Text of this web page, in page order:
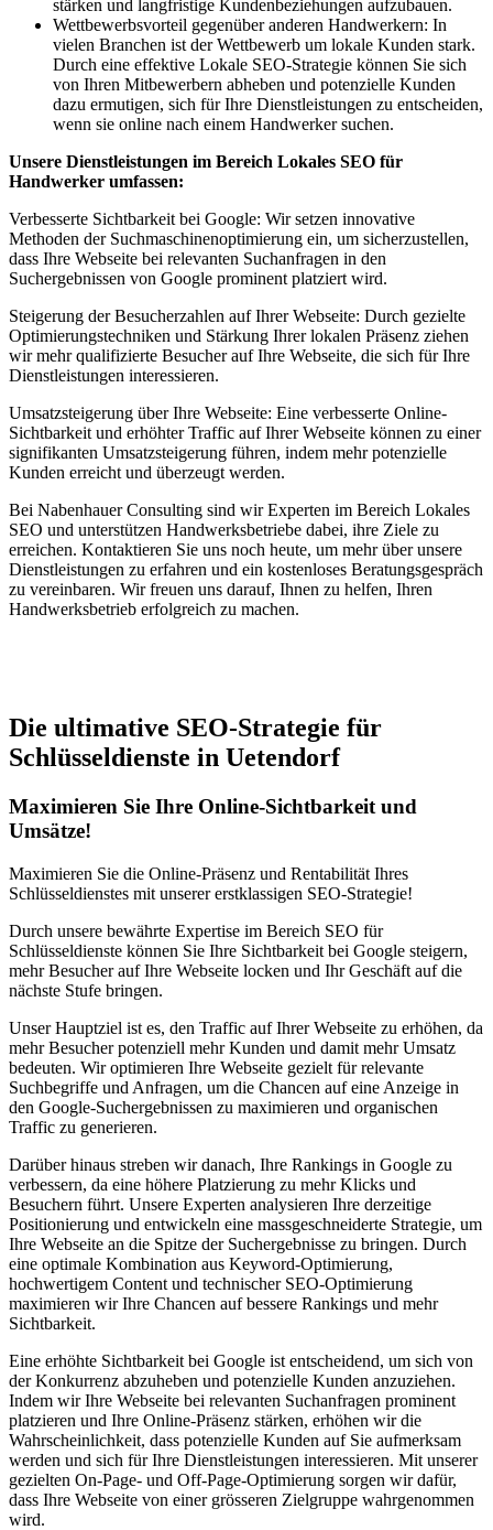
stärken und langfristige Kundenbeziehungen aufzubauen.
Wettbewerbsvorteil gegenüber anderen Handwerkern: In
vielen Branchen ist der Wettbewerb um lokale Kunden stark.
Durch eine effektive Lokale SEO-Strategie können Sie sich
von Ihren Mitbewerbern abheben und potenzielle Kunden
dazu ermutigen, sich für Ihre Dienstleistungen zu entscheiden,
wenn sie online nach einem Handwerker suchen.
Unsere Dienstleistungen im Bereich Lokales SEO für
Handwerker umfassen:
Verbesserte Sichtbarkeit bei Google: Wir setzen innovative
Methoden der Suchmaschinenoptimierung ein, um sicherzustellen,
dass Ihre Webseite bei relevanten Suchanfragen in den
Suchergebnissen von Google prominent platziert wird.
Steigerung der Besucherzahlen auf Ihrer Webseite: Durch gezielte
Optimierungstechniken und Stärkung Ihrer lokalen Präsenz ziehen
wir mehr qualifizierte Besucher auf Ihre Webseite, die sich für Ihre
Dienstleistungen interessieren.
Umsatzsteigerung über Ihre Webseite: Eine verbesserte Online-
Sichtbarkeit und erhöhter Traffic auf Ihrer Webseite können zu einer
signifikanten Umsatzsteigerung führen, indem mehr potenzielle
Kunden erreicht und überzeugt werden.
Bei Nabenhauer Consulting sind wir Experten im Bereich Lokales
SEO und unterstützen Handwerksbetriebe dabei, ihre Ziele zu
erreichen. Kontaktieren Sie uns noch heute, um mehr über unsere
Dienstleistungen zu erfahren und ein kostenloses Beratungsgespräch
zu vereinbaren. Wir freuen uns darauf, Ihnen zu helfen, Ihren
Handwerksbetrieb erfolgreich zu machen.
Die ultimative SEO-Strategie für
Schlüsseldienste in Uetendorf
Maximieren Sie Ihre Online-Sichtbarkeit und
Umsätze!
Maximieren Sie die Online-Präsenz und Rentabilität Ihres
Schlüsseldienstes mit unserer erstklassigen SEO-Strategie!
Durch unsere bewährte Expertise im Bereich SEO für
Schlüsseldienste können Sie Ihre Sichtbarkeit bei Google steigern,
mehr Besucher auf Ihre Webseite locken und Ihr Geschäft auf die
nächste Stufe bringen.
Unser Hauptziel ist es, den Traffic auf Ihrer Webseite zu erhöhen, da
mehr Besucher potenziell mehr Kunden und damit mehr Umsatz
bedeuten. Wir optimieren Ihre Webseite gezielt für relevante
Suchbegriffe und Anfragen, um die Chancen auf eine Anzeige in
den Google-Suchergebnissen zu maximieren und organischen
Traffic zu generieren.
Darüber hinaus streben wir danach, Ihre Rankings in Google zu
verbessern, da eine höhere Platzierung zu mehr Klicks und
Besuchern führt. Unsere Experten analysieren Ihre derzeitige
Positionierung und entwickeln eine massgeschneiderte Strategie, um
Ihre Webseite an die Spitze der Suchergebnisse zu bringen. Durch
eine optimale Kombination aus Keyword-Optimierung,
hochwertigem Content und technischer SEO-Optimierung
maximieren wir Ihre Chancen auf bessere Rankings und mehr
Sichtbarkeit.
Eine erhöhte Sichtbarkeit bei Google ist entscheidend, um sich von
der Konkurrenz abzuheben und potenzielle Kunden anzuziehen.
Indem wir Ihre Webseite bei relevanten Suchanfragen prominent
platzieren und Ihre Online-Präsenz stärken, erhöhen wir die
Wahrscheinlichkeit, dass potenzielle Kunden auf Sie aufmerksam
werden und sich für Ihre Dienstleistungen interessieren. Mit unserer
gezielten On-Page- und Off-Page-Optimierung sorgen wir dafür,
dass Ihre Webseite von einer grösseren Zielgruppe wahrgenommen
wird.